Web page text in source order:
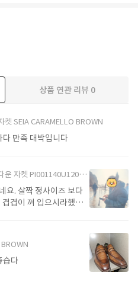
상품 연관 리뷰 0
켓 SEIA CARAMELLO BROWN
만족 대박입니다
PI001140U12004Z 9389 Black
요. 살짝 정사이즈 보다
겹이 껴 입으시라했어
습다